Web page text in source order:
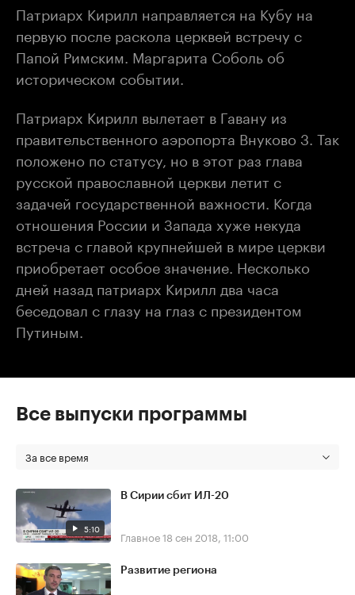
Патриарх Кирилл направляется на Кубу на
первую после раскола церквей встречу с
Папой Римским. Маргарита Соболь об
историческом событии.
Патриарх Кирилл вылетает в Гавану из
правительственного аэропорта Внуково 3. Так
положено по статусу, но в этот раз глава
русской православной церкви летит с
задачей государственной важности. Когда
отношения России и Запада хуже некуда
встреча с главой крупнейшей в мире церкви
приобретает особое значение. Несколько
дней назад патриарх Кирилл два часа
беседовал с глазу на глаз с президентом
Путиным.
Все выпуски программы
За все время
5:10
В Сирии сбит ИЛ-20
Главное18 сен 2018, 11:00
Развитие региона